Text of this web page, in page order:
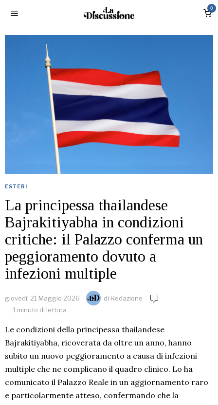
0
ESTERI
La principessa thailandese
Bajrakitiyabha in condizioni
critiche: il Palazzo conferma un
peggioramento dovuto a
infezioni multiple
giovedì, 21 Maggio 2026 di Redazione
1 minuto di lettura
Le condizioni della principessa thailandese
Bajrakitiyabha, ricoverata da oltre un anno, hanno
subito un nuovo peggioramento a causa di infezioni
multiple che ne complicano il quadro clinico. Lo ha
comunicato il Palazzo Reale in un aggiornamento raro
e particolarmente atteso, confermando che la